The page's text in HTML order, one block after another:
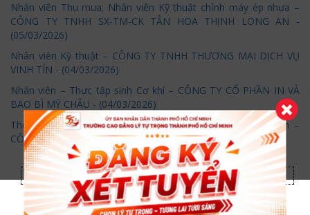
Nhân viên Thu mua; Nhân viên Kỹ thuật chỉnh máy ép nhựa –
CÔNG TY TNHH SX-TM-CK TÂN HOA THỊNH LONG AN -
(05/03/2026)
Nhân viên Kỹ thuật – CÔNG TY TNHH THƯƠNG MẠI DỊCH VỤ
VINH TÍN - (04/03/2026)
Nhân viên – Thực tập sinh Cơ khí – CÔNG TY CỔ PHẦN IN VÀ
BAO BÌ MỸ CHÂU - (04/03/2026)
Thợ hàn; Công nhân gá lắp; Công nhân lắp ráp và vệ sinh –
CÔNG TY TNHH KỸ THUẬT TIÊU ĐIỂM - (04/03/2026)
1 4 5 6 7 8 9 139
140